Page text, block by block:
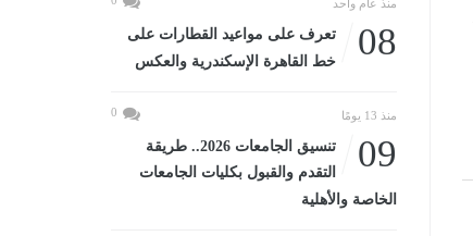
منذ عام واحد
08
تعرف على مواعيد القطارات على
خط القاهرة الإسكندرية والعكس
منذ 13 يومًا 0
09
تنسيق الجامعات 2026.. طريقة
التقدم والقبول بكليات الجامعات
الخاصة والأهلية